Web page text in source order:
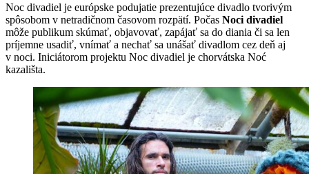
Noc divadiel je európske podujatie prezentujúce divadlo tvorivým
spôsobom v netradičnom časovom rozpätí. Počas Noci divadiel
môže publikum skúmať, objavovať, zapájať sa do diania či sa len
príjemne usadiť, vnímať a nechať sa unášať divadlom cez deň aj
v noci. Iniciátorom projektu Noc divadiel je chorvátska Noć
kazališta.